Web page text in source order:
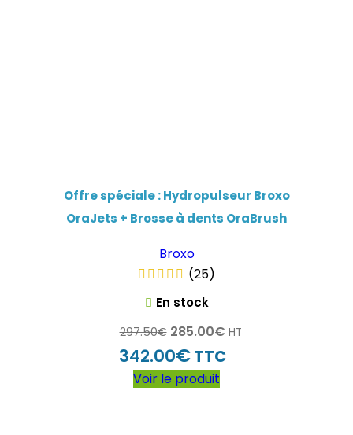
Offre spéciale : Hydropulseur Broxo
OraJets + Brosse à dents OraBrush
Broxo
(25)
En stock
297.50€ 285.00€ HT
342.00€TTC
Voir le produit